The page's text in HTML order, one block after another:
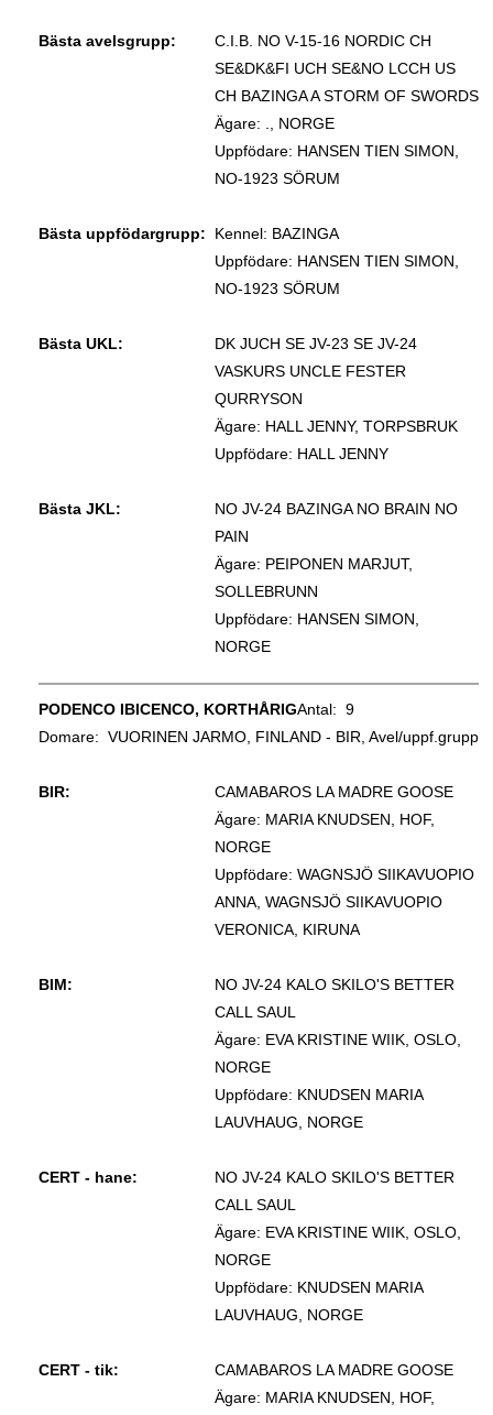
Bästa avelsgrupp:
C.I.B. NO V-15-16 NORDIC CH
SE&DK&FI UCH SE&NO LCCH US
CH BAZINGA A STORM OF SWORDS
Ägare: ., NORGE
Uppfödare: HANSEN TIEN SIMON,
NO-1923 SÖRUM
Bästa uppfödargrupp: Kennel: BAZINGA
Uppfödare: HANSEN TIEN SIMON,
NO-1923 SÖRUM
Bästa UKL:
DK JUCH SE JV-23 SE JV-24
VASKURS UNCLE FESTER
QURRYSON
Ägare: HALL JENNY, TORPSBRUK
Uppfödare: HALL JENNY
Bästa JKL:
NO JV-24 BAZINGA NO BRAIN NO
PAIN
Ägare: PEIPONEN MARJUT,
SOLLEBRUNN
Uppfödare: HANSEN SIMON,
NORGE
PODENCO IBICENCO, KORTHÅRIGAntal: 9
Domare: VUORINEN JARMO, FINLAND - BIR, Avel/uppf.grupp
BIR:
CAMABAROS LA MADRE GOOSE
Ägare: MARIA KNUDSEN, HOF,
NORGE
Uppfödare: WAGNSJÖ SIIKAVUOPIO
ANNA, WAGNSJÖ SIIKAVUOPIO
VERONICA, KIRUNA
BIM:
NO JV-24 KALO SKILO'S BETTER
CALL SAUL
Ägare: EVA KRISTINE WIIK, OSLO,
NORGE
Uppfödare: KNUDSEN MARIA
LAUVHAUG, NORGE
CERT - hane:
NO JV-24 KALO SKILO'S BETTER
CALL SAUL
Ägare: EVA KRISTINE WIIK, OSLO,
NORGE
Uppfödare: KNUDSEN MARIA
LAUVHAUG, NORGE
CERT - tik:
CAMABAROS LA MADRE GOOSE
Ägare: MARIA KNUDSEN, HOF,